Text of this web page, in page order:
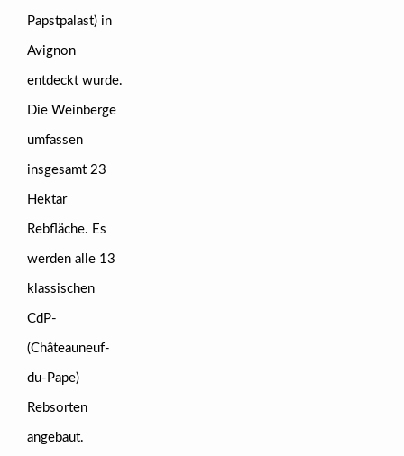
Papstpalast) in
Avignon
entdeckt wurde.
Die Weinberge
umfassen
insgesamt 23
Hektar
Rebfläche. Es
werden alle 13
klassischen
CdP-
(Châteauneuf-
du-Pape)
Rebsorten
angebaut.